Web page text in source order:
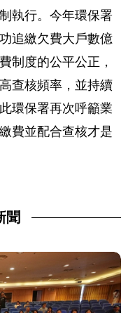
執行。今年環保署
追繳欠費大戶數億
制度的公平公正，
查核頻率，並持續
環保署再次呼籲業
費並配合查核才是
聞